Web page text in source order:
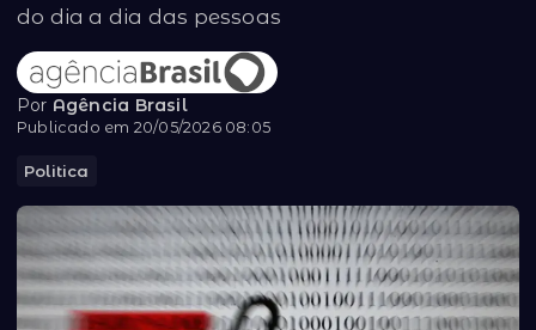
do dia a dia das pessoas
Por Agência Brasil
Publicado em 20/05/2026 08:05
Politica